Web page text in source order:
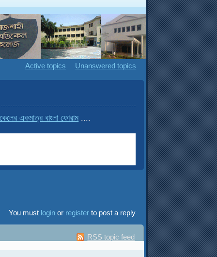
Active topics Unanswered topics
একমাত্র বাংলা ফোরাম....
You must loginor registerto post a reply
RSS topic feed